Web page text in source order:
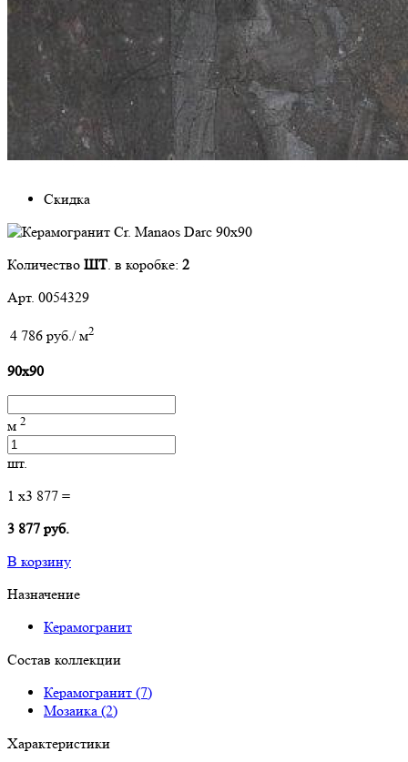
Скидка
Количество ШТ. в коробке: 2
Арт. 0054329
4 786 руб./ м2
90x90
м 2
шт.
1 x3 877 =
3 877 руб.
В корзину
Назначение
Керамогранит
Состав коллекции
Керамогранит (7)
Мозаика (2)
Характеристики